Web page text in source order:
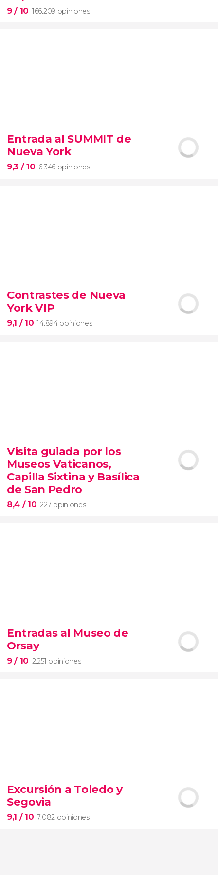
9/ 10 166.209 opiniones
visita guiada por los Museos Vaticanos y la Capilla
Sixtina
entrada preferente
Entrada al SUMMIT de
Nueva York
9,3 / 10 6.346 opiniones
entrada al SUMMIT de Nueva York
miradores más icónicos de Manhattan
Contrastes de Nueva
York VIP
9,1 / 10 14.894 opiniones
tour de contrastes de Nueva York VIP
barrios de Queens, Brooklyn, el Bronx y
Long Island
City grupos reducidos
Visita guiada por los
Museos Vaticanos,
Capilla Sixtina y Basílica
de San Pedro
8,4 / 10 227 opiniones
Piedad
Museos Vaticanos
Basílica de San
Entradas al Museo de
Orsay
9/ 10 2.251 opiniones
pinturas impresionistas
más famosas del mundo
Excursión a Toledo y
Segovia
9,1 / 10 7.082 opiniones